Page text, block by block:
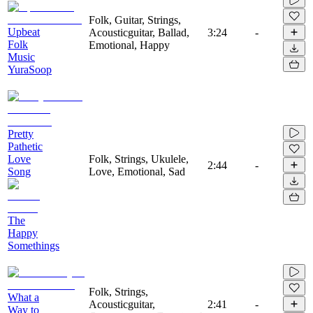
Upbeat
Folk
Music
YuraSoop
Folk, Guitar, Strings,
Acousticguitar, Ballad,
Emotional, Happy
3:24 -
Pretty
Pathetic
Love
Song
The
Happy
Somethings
Folk, Strings, Ukulele,
Love, Emotional, Sad
2:44 -
What a
Way to
Folk, Strings,
Acousticguitar,
2:41 -